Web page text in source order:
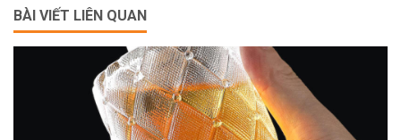
BÀI VIẾT LIÊN QUAN